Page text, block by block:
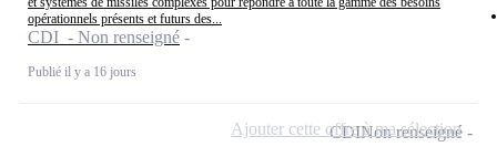
opérationnels présents et futurs des...
CDI - Non renseigné
Publié il y a 16 jours
CDINon renseigné
Ajouter cette offre à ma sélection